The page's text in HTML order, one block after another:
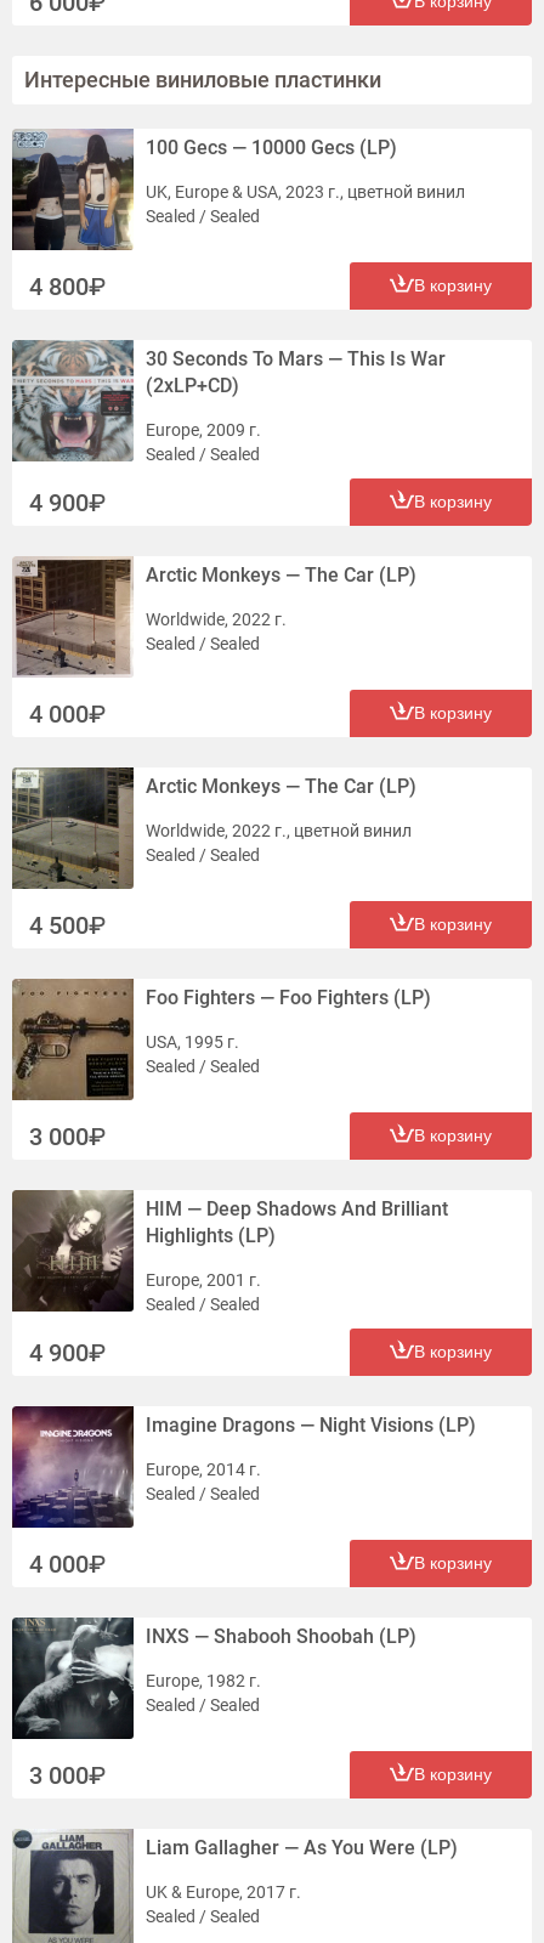
Интересные виниловые пластинки
100 Gecs — 10000 Gecs (LP)
UK, Europe & USA, 2023 г., цветной винил
Sealed / Sealed
4 800 В корзину
30 Seconds To Mars — This Is War
(2xLP+CD)
Europe, 2009 г.
Sealed / Sealed
4 900 В корзину
Arctic Monkeys — The Car (LP)
Worldwide, 2022 г.
Sealed / Sealed
4 000 В корзину
Arctic Monkeys — The Car (LP)
Worldwide, 2022 г., цветной винил
Sealed / Sealed
4 500 В корзину
Foo Fighters — Foo Fighters (LP)
USA, 1995 г.
Sealed / Sealed
3 000 В корзину
HIM — Deep Shadows And Brilliant
Highlights (LP)
Europe, 2001 г.
Sealed / Sealed
4 900 В корзину
Imagine Dragons — Night Visions (LP)
Europe, 2014 г.
Sealed / Sealed
4 000 В корзину
INXS — Shabooh Shoobah (LP)
Europe, 1982 г.
Sealed / Sealed
3 000 В корзину
Liam Gallagher — As You Were (LP)
UK & Europe, 2017 г.
Sealed / Sealed